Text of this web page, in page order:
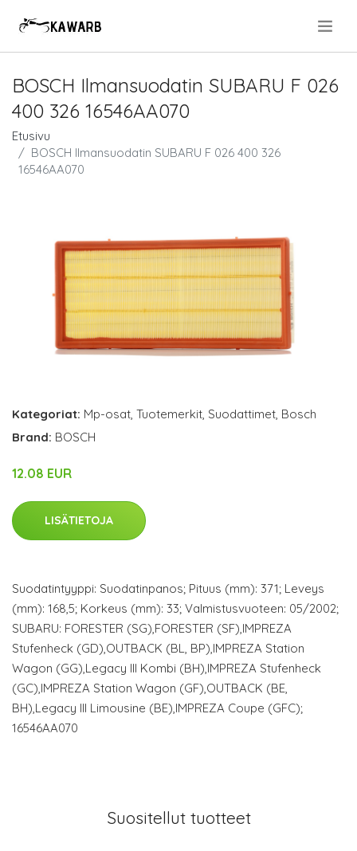
BOSCH Ilmansuodatin SUBARU F 026
400 326 16546AA070
Etusivu
BOSCH Ilmansuodatin SUBARU F 026 400 326
16546AA070
Kategoriat: Mp-osat, Tuotemerkit, Suodattimet, Bosch
Brand: BOSCH
12.08 EUR
LISÄTIETOJA
Suodatintyyppi: Suodatinpanos; Pituus (mm): 371; Leveys
(mm): 168,5; Korkeus (mm): 33; Valmistusvuoteen: 05/2002;
SUBARU: FORESTER (SG),FORESTER (SF),IMPREZA
Stufenheck (GD),OUTBACK (BL, BP),IMPREZA Station
Wagon (GG),Legacy III Kombi (BH),IMPREZA Stufenheck
(GC),IMPREZA Station Wagon (GF),OUTBACK (BE,
BH),Legacy III Limousine (BE),IMPREZA Coupe (GFC);
16546AA070
Suositellut tuotteet